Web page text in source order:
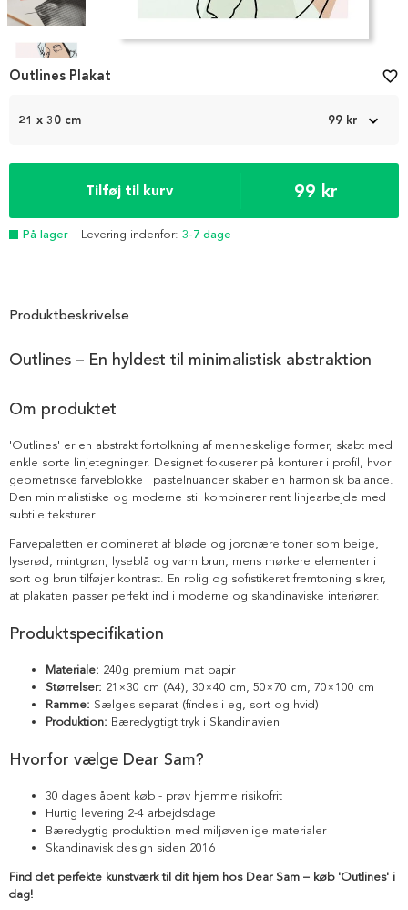
1
21 x 30 cm 99 kr
Tilføj til kurv 99 kr
På lager - Levering indenfor: 3-7 dage
Outlines Plakat favorite_border
Produktbeskrivelse
Outlines – En hyldest til minimalistisk abstraktion
Om produktet
'Outlines' er en abstrakt fortolkning af menneskelige former, skabt med
enkle sorte linjetegninger. Designet fokuserer på konturer i profil, hvor
geometriske farveblokke i pastelnuancer skaber en harmonisk balance.
Den minimalistiske og moderne stil kombinerer rent linjearbejde med
subtile teksturer.
Farvepaletten er domineret af bløde og jordnære toner som beige,
lyserød, mintgrøn, lyseblå og varm brun, mens mørkere elementer i
sort og brun tilføjer kontrast. En rolig og sofistikeret fremtoning sikrer,
at plakaten passer perfekt ind i moderne og skandinaviske interiører.
Produktspecifikation
Materiale: 240g premium mat papir
Størrelser: 21×30 cm (A4), 30×40 cm, 50×70 cm, 70×100 cm
Ramme: Sælges separat (findes i eg, sort og hvid)
Produktion: Bæredygtigt tryk i Skandinavien
Hvorfor vælge Dear Sam?
30 dages åbent køb - prøv hjemme risikofrit
Hurtig levering 2-4 arbejdsdage
Bæredygtig produktion med miljøvenlige materialer
Skandinavisk design siden 2016
Find det perfekte kunstværk til dit hjem hos Dear Sam – køb 'Outlines' i
dag!